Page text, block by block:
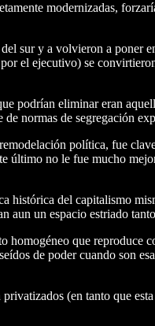
modernizadas,
sur y a volvieron a poner
el ejecutivo) se
podrían eliminar eran
de normas de segregación
política, fue
no le fue mucho
histórica del capitalismo
aun un espacio estriado
homogéneo que reproduce
de poder cuando son
(en tanto que